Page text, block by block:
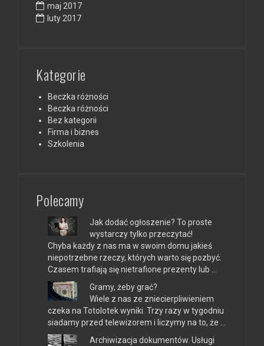
maj 2017
luty 2017
Kategorie
Beczka różności
Beczka różności
Bez kategorii
Firma i biznes
Szkolenia
Polecamy
Jak dodać ogłoszenie? To proste
wystarczy tylko przeczytać!
Chyba każdy z nas ma w swoim domu jakieś
niepotrzebne rzeczy, których warto się pozbyć.
Czasem trafiają się nietrafione prezenty lub …
Gramy, żeby grać?
Wiele z nas ze zniecierpliwieniem
czeka na Totolotek wyniki. Trzy razy w tygodniu
siadamy przed telewizorem i liczymy na to, że …
Archiwizacja dokumentów. Usługi